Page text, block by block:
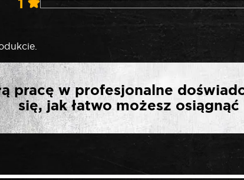
OPINIĘ O
TORX E
pracę w profesjonalne
się, jak łatwo możesz